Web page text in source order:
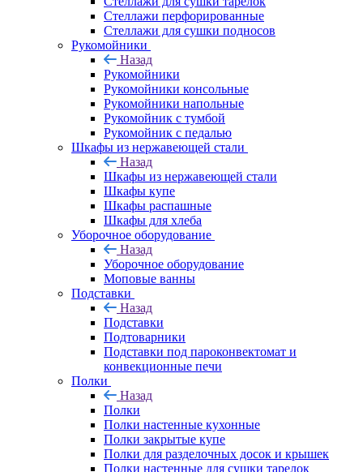
Стеллажи перфорированные
Стеллажи для сушки подносов
Рукомойники
Назад
Рукомойники
Рукомойники консольные
Рукомойники напольные
Рукомойник с тумбой
Рукомойник с педалью
Шкафы из нержавеющей стали
Назад
Шкафы из нержавеющей стали
Шкафы купе
Шкафы распашные
Шкафы для хлеба
Уборочное оборудование
Назад
Уборочное оборудование
Моповые ванны
Подставки
Назад
Подставки
Подтоварники
Подставки под пароконвектомат и
конвекционные печи
Полки
Назад
Полки
Полки настенные кухонные
Полки закрытые купе
Полки для разделочных досок и крышек
Полки настенные для сушки тарелок